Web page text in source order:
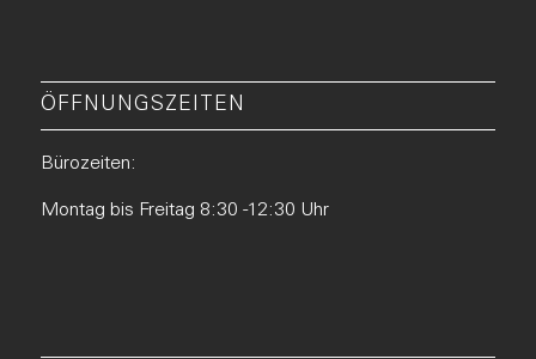
ÖFFNUNGSZEITEN
Bürozeiten:
Montag bis Freitag 8:30 -12:30 Uhr